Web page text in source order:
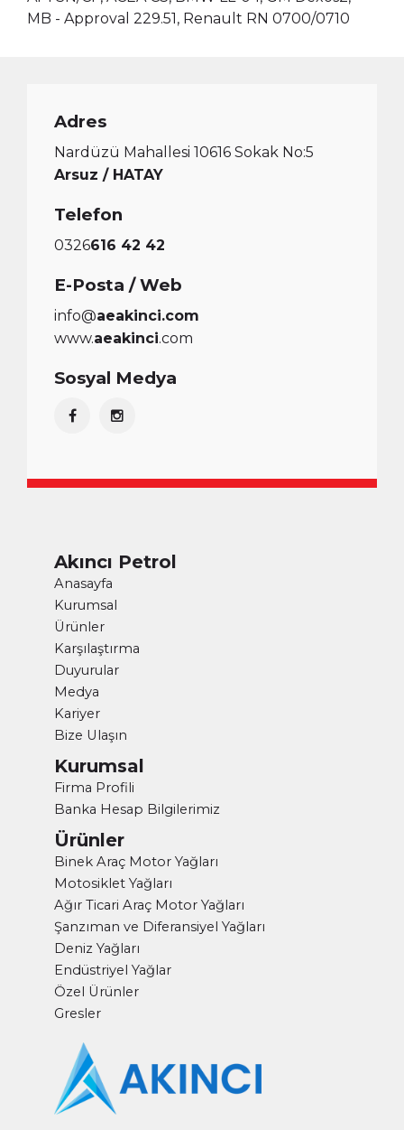
MB - Approval 229.51, Renault RN 0700/0710
Adres
Nardüzü Mahallesi 10616 Sokak No:5
Arsuz / HATAY
Telefon
0326616 42 42
E-Posta / Web
info@aeakinci.com
www.aeakinci.com
Sosyal Medya
Akıncı Petrol
Anasayfa
Kurumsal
Ürünler
Karşılaştırma
Duyurular
Medya
Kariyer
Bize Ulaşın
Kurumsal
Firma Profili
Banka Hesap Bilgilerimiz
Ürünler
Binek Araç Motor Yağları
Motosiklet Yağları
Ağır Ticari Araç Motor Yağları
Şanzıman ve Diferansiyel Yağları
Deniz Yağları
Endüstriyel Yağlar
Özel Ürünler
Gresler